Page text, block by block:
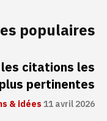
populaires
citations les
plus pertinentes
& idées11 avril 2026